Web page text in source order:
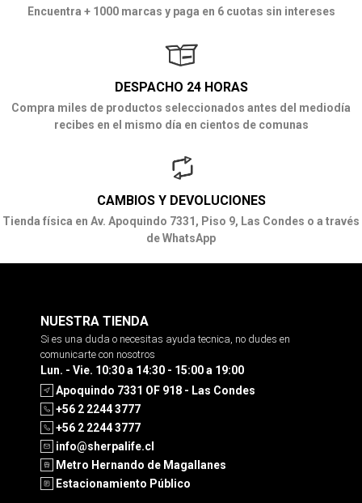
Encuentra + 1000 marcas y paga en 6 cuotas sin intereses
DESPACHO 24 HORAS
Compra miles de productos seleccionados antes del mediodía
recibes en el mismo día en cientos de comunas
CAMBIOS Y DEVOLUCIONES
Tienda física en Av. Apoquindo 7331, Piso 9, Las Condes o a través
de WhatsApp
NUESTRA TIENDA
Si es una duda o necesitas ayuda tecnica, no dudes en
comunicarte con nosotros
Lun. - Vie. 10:30 a 14:30 - 15:00 a 19:00
Apoquindo 7331 OF 918 - Las Condes
+56 2 2244 3777
+56 2 2244 3777
info@sherpalife.cl
Metro Hernando de Magallanes
Estacionamiento Público